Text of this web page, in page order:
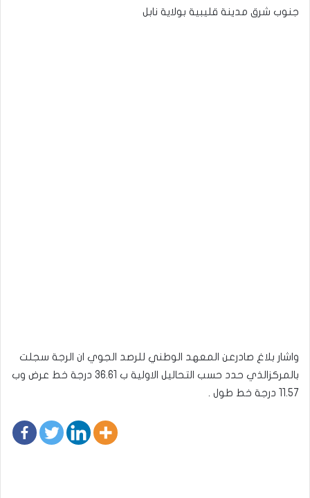
جنوب شرق مدينة قليبية بولاية نابل
واشار بلاغ صادرعن المعهد الوطني للرصد الجوي ان الرجة سجلت
بالمركزالذي حدد حسب التحاليل الاولية ب 36.61 درجة خط عرض وب
11.57 درجة خط طول .